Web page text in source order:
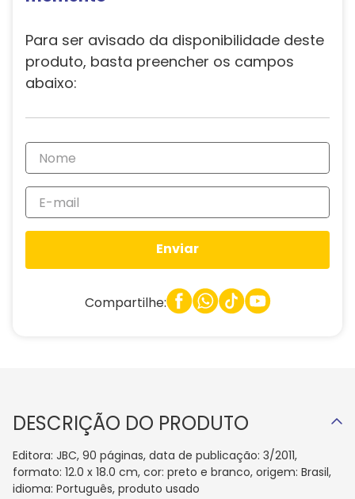
Para ser avisado da disponibilidade deste
produto, basta preencher os campos
abaixo:
Enviar
Compartilhe:
DESCRIÇÃO DO PRODUTO
Editora: JBC, 90 páginas, data de publicação: 3/2011,
formato: 12.0 x 18.0 cm, cor: preto e branco, origem: Brasil,
idioma: Português, produto usado